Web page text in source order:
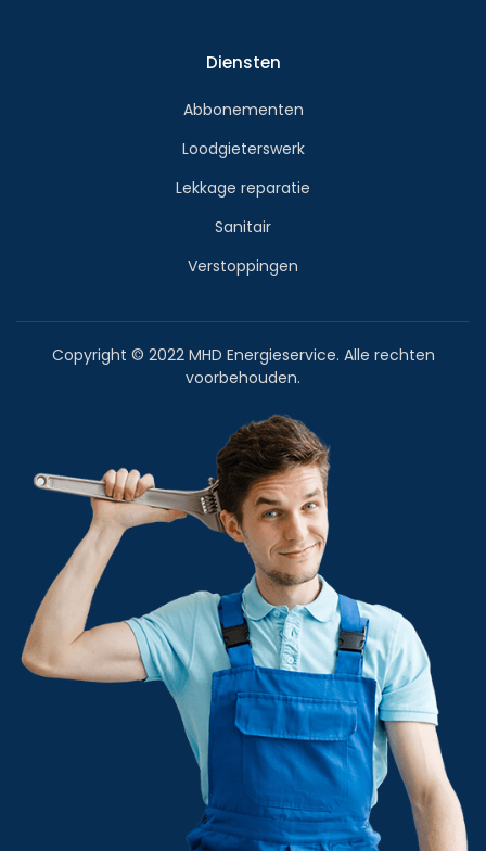
Diensten
Abbonementen
Loodgieterswerk
Lekkage reparatie
Sanitair
Verstoppingen
Copyright © 2022 MHD Energieservice. Alle rechten
voorbehouden.